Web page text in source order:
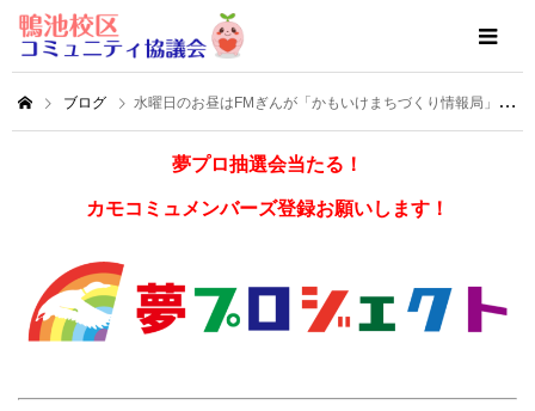
ブログ 水曜日のお昼はFMぎんが「かもいけまちづくり情報局」好評放送中！
夢プロ抽選会当たる！
カモコミュメンバーズ登録お願いします！